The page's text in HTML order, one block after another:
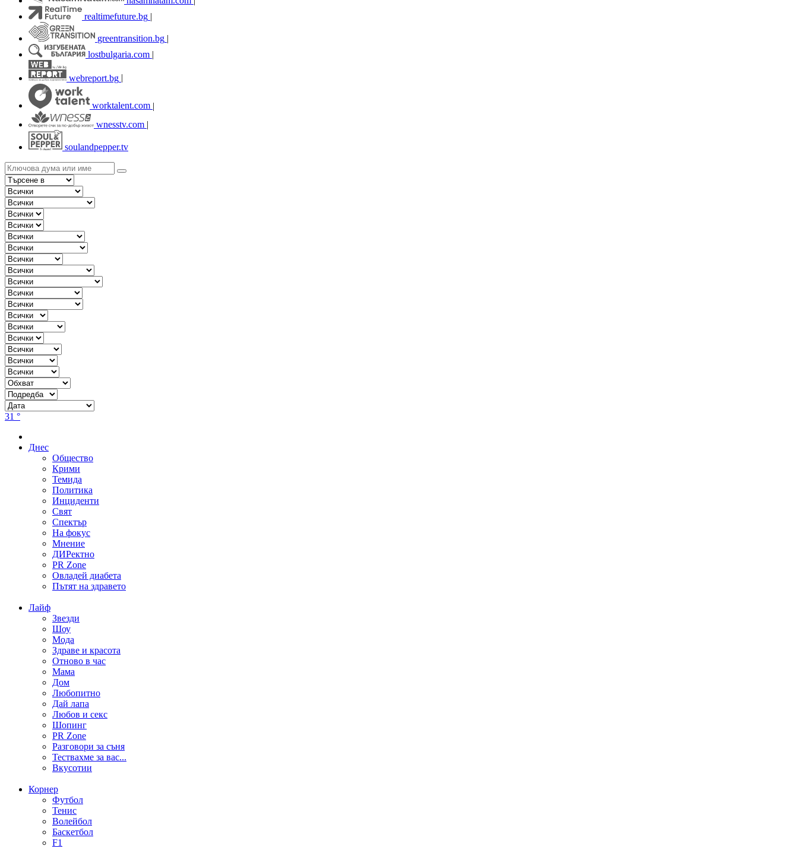
realtimefuture.bg |
greentransition.bg |
lostbulgaria.com |
webreport.bg
worktalent.com |
wnesstv.com |
soulandpepper.tv
31 °
Днес
Общество
Крими
Темида
Политика
Инциденти
Свят
Спектър
На фокус
Мнение
ДИРектно
PR Zone
Овладей диабета
Пътят на здравето
Лайф
Звезди
Шоу
Мода
Здраве и красота
Отново в час
Мама
Дом
Любопитно
Дай лапа
Любов и секс
Шопинг
PR Zone
Разговори за съня
Тествахме за вас...
Вкусотии
Корнер
Футбол
Тенис
Волейбол
Баскетбол
F1